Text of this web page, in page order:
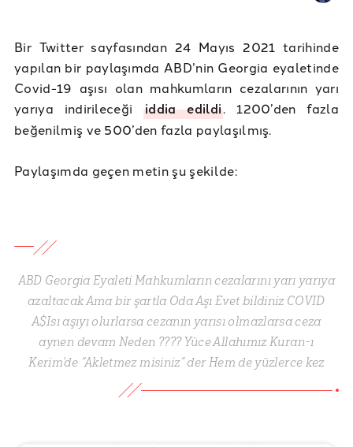
Bir Twitter sayfasından 24 Mayıs 2021 tarihinde
yapılan bir paylaşımda ABD’nin Georgia eyaletinde
Covid-19 aşısı olan mahkumların cezalarının yarı
yarıya indirileceğiiddia edildi. 1200’den fazla
beğenilmiş ve 500’den fazla paylaşılmış.
Paylaşımda geçen metin şu şekilde:
ABD Georgia Eyaleti Mahkumların cezalarını yarı yarıya
azaltacak Ama bir şartla Oda Aşı Evet bildiniz COVID
A$Isı aşıyı olurlarsa cezanın yarısı olmazlarsa ceza
aynen devam Neden ???? Yüce Allahımız Kuran-ı
Kerim’de “Akletmez misiniz” der Hem de yüzlerce kez